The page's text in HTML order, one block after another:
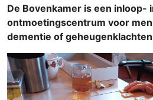
De Bovenkamer is een inloop-
ontmoetingscentrum voor
dementie of